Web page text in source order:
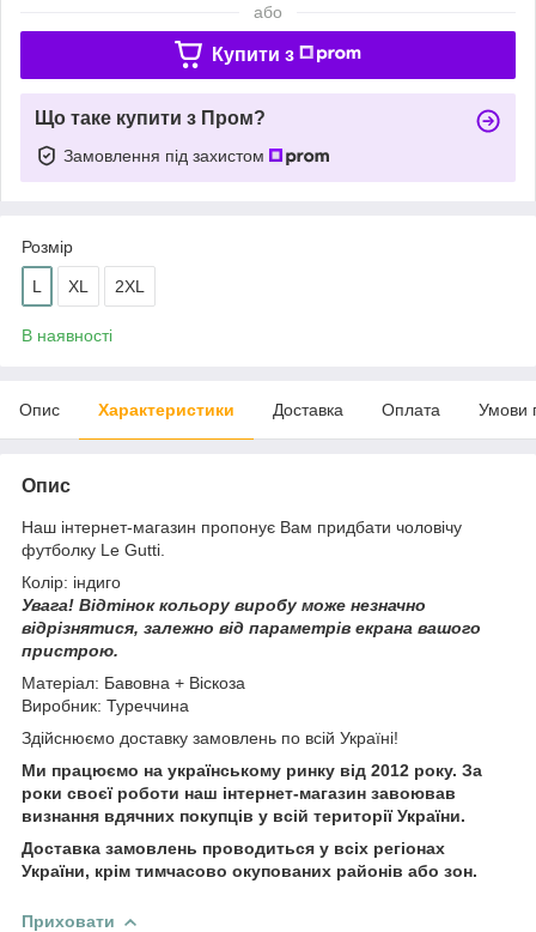
або
Купити з
Що таке купити з Пром?
Замовлення під захистом
Розмір
L XL 2XL
В наявності
Опис Характеристики Доставка Оплата Умови
Опис
Наш інтернет-магазин пропонує Вам придбати чоловічу
футболку Le Gutti.
Колір: індиго
Увага! Відтінок кольору виробу може незначно
відрізнятися, залежно від параметрів екрана вашого
пристрою.
Матеріал: Бавовна + Віскоза
Виробник: Туреччина
Здійснюємо доставку замовлень по всій Україні!
Ми працюємо на українському ринку від 2012 року. За
роки своєї роботи наш інтернет-магазин завоював
визнання вдячних покупців у всій території України.
Доставка замовлень проводиться у всіх регіонах
України, крім тимчасово окупованих районів або зон.
Приховати